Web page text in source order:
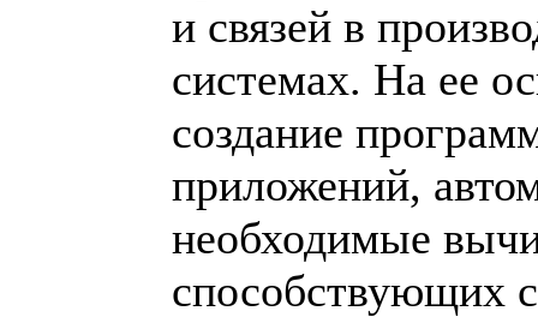
и связей в
системах. На ее
создание
приложений,
необходимые
способствующих